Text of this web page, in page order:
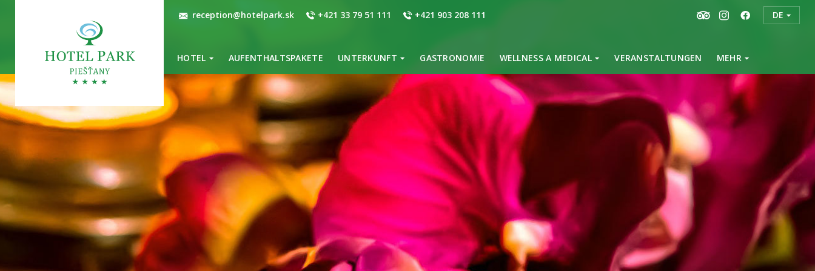
reception@hotelpark.sk +421 33 79 51 111 +421 903 208 111 DE
HOTEL AUFENTHALTSPAKETE UNTERKUNFT GASTRONOMIE WELLNESS A MEDICAL VERANSTALTUNGEN MEHR